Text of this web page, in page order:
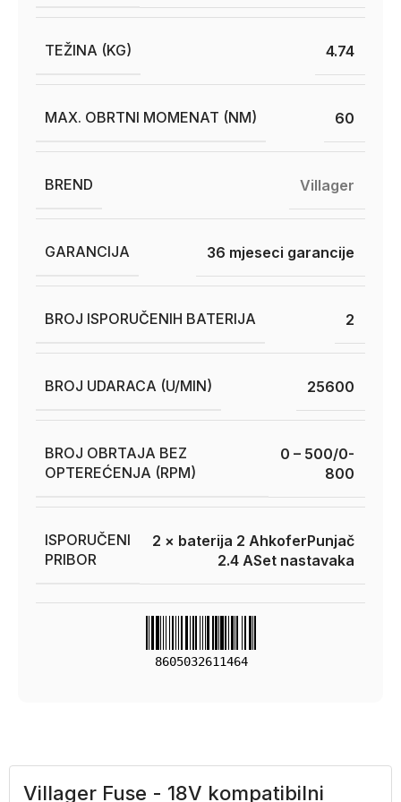
TEŽINA (KG) 4.74
MAX. OBRTNI MOMENAT (NM) 60
BREND Villager
GARANCIJA 36 mjeseci garancije
BROJ ISPORUČENIH BATERIJA 2
BROJ UDARACA (U/MIN) 25600
BROJ OBRTAJA BEZ
OPTEREĆENJA (RPM)
0 – 500/0-
800
ISPORUČENI
PRIBOR
2 × baterija 2 AhkoferPunjač
2.4 ASet nastavaka
8605032611464
Villager Fuse - 18V kompatibilni